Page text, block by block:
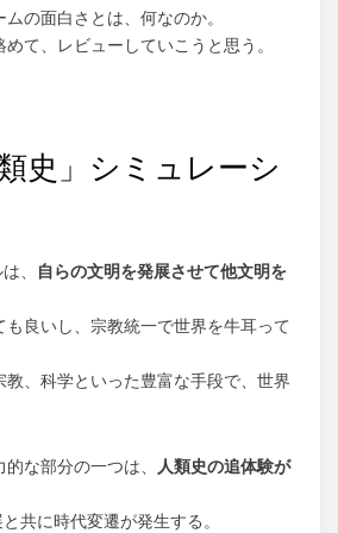
の面白さとは、何なのか。
て、レビューしていこうと思う。
史」シミュレーシ
、
自らの文明を発展させて他文明を
良いし、宗教統一で世界を牛耳って
教、科学といった豊富な手段で、世界
な部分の一つは、
人類史の追体験が
共に時代変遷が発生する。